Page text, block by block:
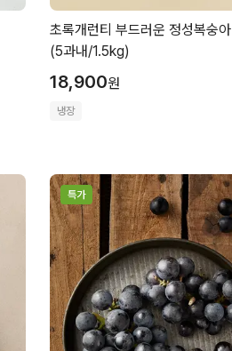
초록개런티 부드러운 정성복숭아
(5과내/1.5kg)
18,900원
냉장
특가